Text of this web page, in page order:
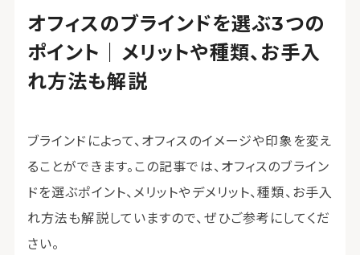
オフィスのブラインドを選ぶ3つの
ポイント｜メリットや種類、お手入
れ方法も解説
ブラインドによって、オフィスのイメージや印象を変え
ることができます。この記事では、オフィスのブライン
ドを選ぶポイント、メリットやデメリット、種類、お手入
れ方法も解説していますので、ぜひご参考にしてくだ
さい。